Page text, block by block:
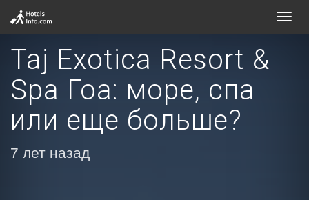
Taj Exotica Resort &
Spa Гоа: море, спа
или еще больше?
7 лет назад